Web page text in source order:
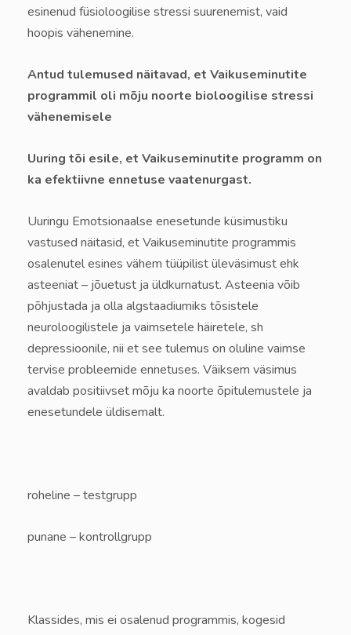
esinenud füsioloogilise stressi suurenemist, vaid
hoopis vähenemine.
Antud tulemused näitavad, et Vaikuseminutite
programmil oli mõju noorte bioloogilise stressi
vähenemisele
Uuring tõi esile, et Vaikuseminutite programm on
ka efektiivne ennetuse vaatenurgast.
Uuringu Emotsionaalse enesetunde küsimustiku
vastused näitasid, et Vaikuseminutite programmis
osalenutel esines vähem tüüpilist üleväsimust ehk
asteeniat – jõuetust ja üldkurnatust. Asteenia võib
põhjustada ja olla algstaadiumiks tõsistele
neuroloogilistele ja vaimsetele häiretele, sh
depressioonile, nii et see tulemus on oluline vaimse
tervise probleemide ennetuses. Väiksem väsimus
avaldab positiivset mõju ka noorte õpitulemustele ja
enesetundele üldisemalt.
roheline – testgrupp
punane – kontrollgrupp
Klassides, mis ei osalenud programmis, kogesid